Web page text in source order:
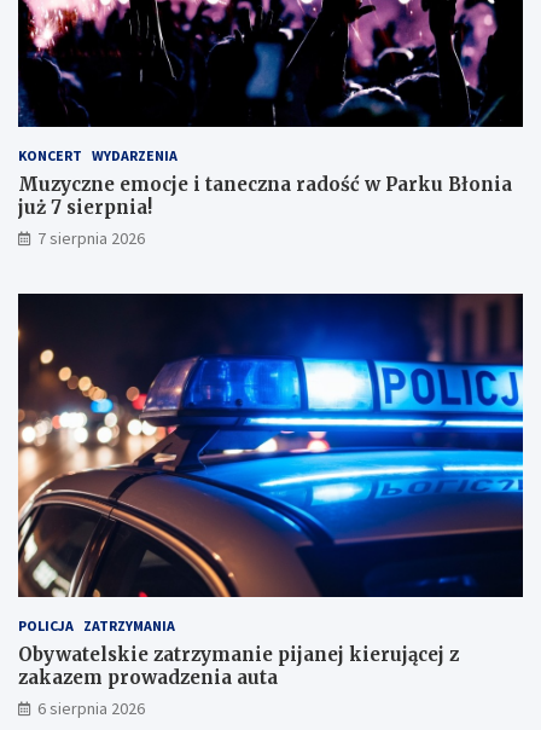
k
o
n
a
ł
m
i
w
y
k
a
m
KONCERT WYDARZENIA
Muzyczne emocje i taneczna radość w Parku Błonia
już 7 sierpnia!
7 sierpnia 2026
POLICJA ZATRZYMANIA
Obywatelskie zatrzymanie pijanej kierującej z
zakazem prowadzenia auta
6 sierpnia 2026